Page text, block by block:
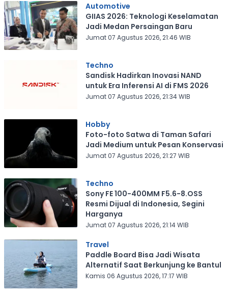
Automotive
GIIAS 2026: Teknologi Keselamatan
Jadi Medan Persaingan Baru
Jumat 07 Agustus 2026, 21:46 WIB
Techno
Sandisk Hadirkan Inovasi NAND
untuk Era Inferensi AI di FMS 2026
Jumat 07 Agustus 2026, 21:34 WIB
Hobby
Foto-foto Satwa di Taman Safari
Jadi Medium untuk Pesan Konservasi
Jumat 07 Agustus 2026, 21:27 WIB
Techno
Sony FE 100-400MM F5.6-8.OSS
Resmi Dijual di Indonesia, Segini
Harganya
Jumat 07 Agustus 2026, 21:14 WIB
Travel
Paddle Board Bisa Jadi Wisata
Alternatif Saat Berkunjung ke Bantul
Kamis 06 Agustus 2026, 17:17 WIB